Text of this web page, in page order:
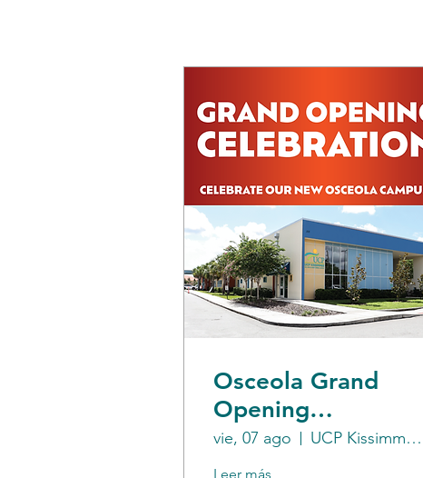
Osceola Grand
Opening
Celebration
vie, 07 ago UCP Kissimmee Campus
Leer más